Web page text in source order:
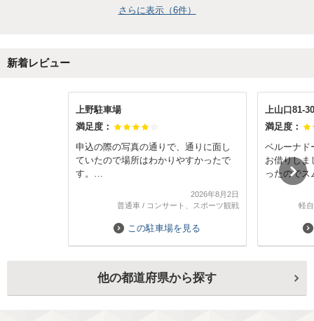
さらに表示（6件）
新着レビュー
上野駐車場
満足度：
申込の際の写真の通りで、通りに面し
ていたので場所はわかりやすかったで
す。
かえました。
2026年8月2日
普通車/ コンサート、スポーツ観戦
この駐車場を見る
上山口81-
満足度：
ベルーナド
お借りしま
ったのでス
宅する際
宅の方へ
へは少し
軽
Next
他の都道府県から探す